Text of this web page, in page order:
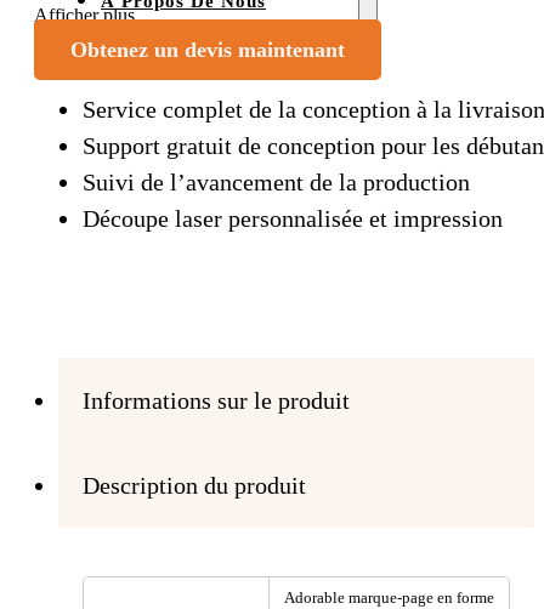
Afficher plus
Obtenez un devis maintenant
Service complet de la conception à la livraison
Support gratuit de conception pour les
Suivi de l’avancement de la production
Découpe laser personnalisée et impression
Informations sur le produit
Description du produit
Adorable marque-page en forme